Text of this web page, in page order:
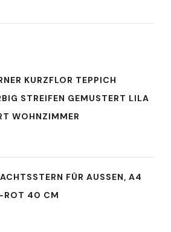
KURZFLOR TEPPICH
STREIFEN GEMUSTERT LILA
WOHNZIMMER
FÜR AUSSEN, A4 W
40 CM